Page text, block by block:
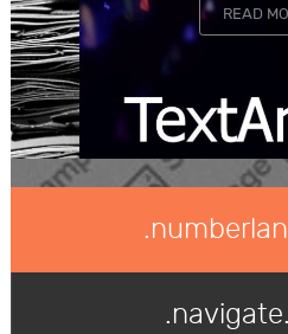
READ
.navigate.